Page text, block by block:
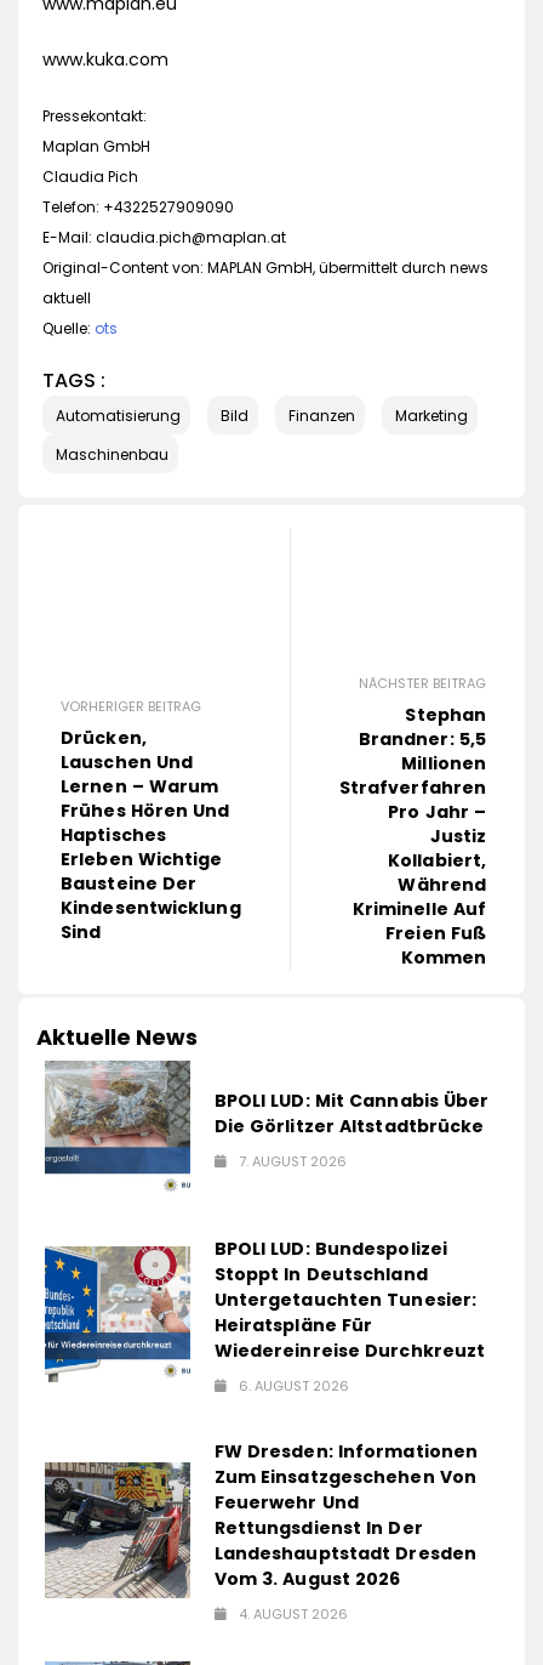
www.kuka.com
Pressekontakt:
Maplan GmbH
Claudia Pich
Telefon: +4322527909090
E-Mail: claudia.pich@maplan.at
Original-Content von: MAPLAN GmbH, übermittelt durch news
aktuell
Quelle: ots
TAGS :
Automatisierung Bild Finanzen
Marketing
Maschinenbau
VORHERIGER BEITRAG
Drücken,
Lauschen Und
Lernen – Warum
Frühes Hören Und
Haptisches
Erleben Wichtige
Bausteine Der
Kindesentwicklung
Sind
NÄCHSTER BEITRAG
Stephan
Brandner: 5,5
Millionen
Strafverfahren
Pro Jahr –
Justiz
Kollabiert,
Während
Kriminelle Auf
Freien Fuß
Kommen
Aktuelle News
BPOLI LUD: Mit Cannabis Über
Die Görlitzer Altstadtbrücke
7. AUGUST 2026
BPOLI LUD: Bundespolizei
Stoppt In Deutschland
Untergetauchten Tunesier:
Heiratspläne Für
Wiedereinreise Durchkreuzt
6. AUGUST 2026
FW Dresden: Informationen
Zum Einsatzgeschehen Von
Feuerwehr Und
Rettungsdienst In Der
Landeshauptstadt Dresden
Vom 3. August 2026
4. AUGUST 2026